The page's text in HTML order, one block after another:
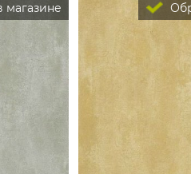
ПОКАЗАТЬ ВСЕ ОБОИ
магазине